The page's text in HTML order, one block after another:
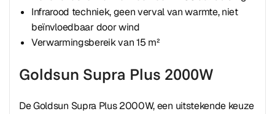
Infrarood techniek, geen verval van warmte, niet
beïnvloedbaar door wind
Verwarmingsbereik van 15 m²
Goldsun Supra Plus 2000W
De Goldsun Supra Plus 2000W, een uitstekende keuze